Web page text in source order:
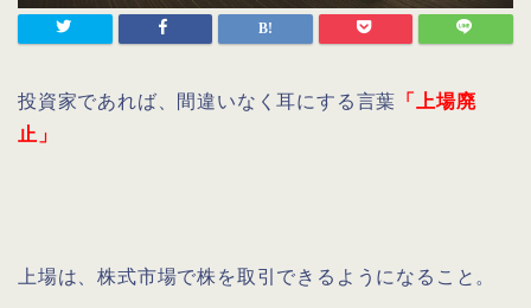
投資家であれば、間違いなく耳にする言葉 「上場廃
止」
上場は、株式市場で株を取引できるようになること。